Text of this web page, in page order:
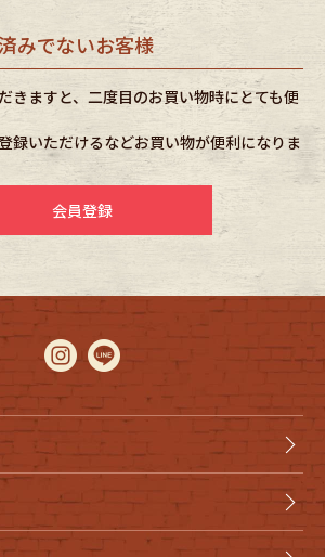
Bottoms
One Piece
アクセサリーから探す
Stall・Scarf
antique goods
vintage bicycle
みでないお客様
きますと、二度目のお買い物時にとても便
録いただけるなどお買い物が便利になりま
会員登録